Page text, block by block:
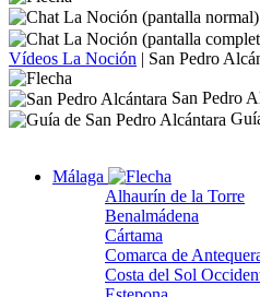
Vídeos La Noción | San Pedro
San Pedro
Málaga
Alhaurín de la Torre
Benalmádena
Cártama
Comarca de
Costa del Sol